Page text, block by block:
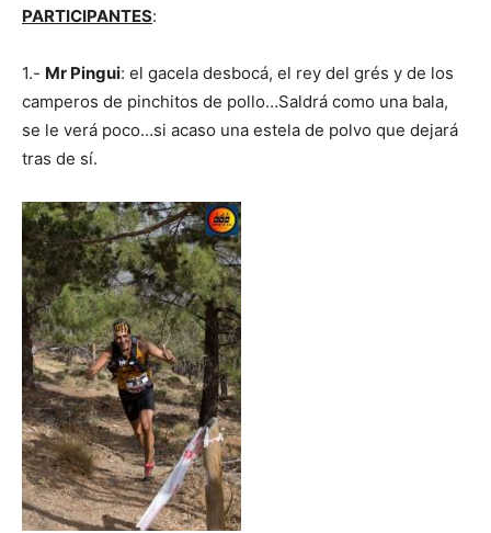
PARTICIPANTES:
1.- Mr Pingui: el gacela desbocá, el rey del grés y de los
camperos de pinchitos de pollo…Saldrá como una bala,
se le verá poco…si acaso una estela de polvo que dejará
tras de sí.